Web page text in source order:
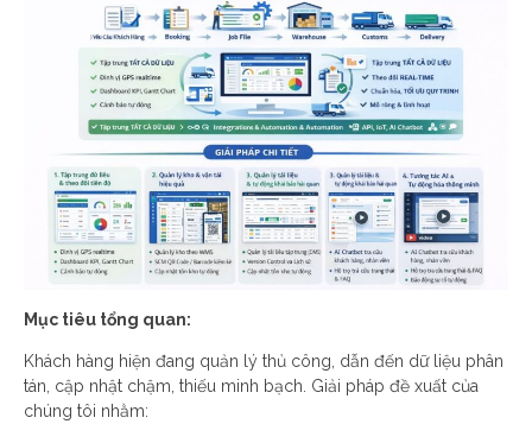
Mục tiêu tổng quan:
Khách hàng hiện đang quản lý thủ công, dẫn đến dữ liệu phân
tán, cập nhật chậm, thiếu minh bạch. Giải pháp đề xuất của
chúng tôi nhằm: